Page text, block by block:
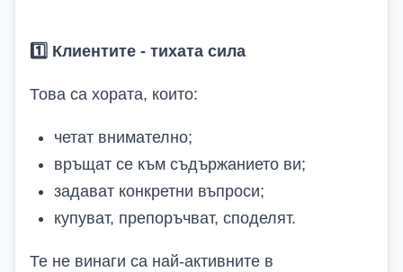
1️ Клиентите - тихата сила
Това са хората, които:
четат внимателно;
връщат се към съдържанието ви;
задават конкретни въпроси;
купуват, препоръчват, споделят.
Те не винаги са най-активните в